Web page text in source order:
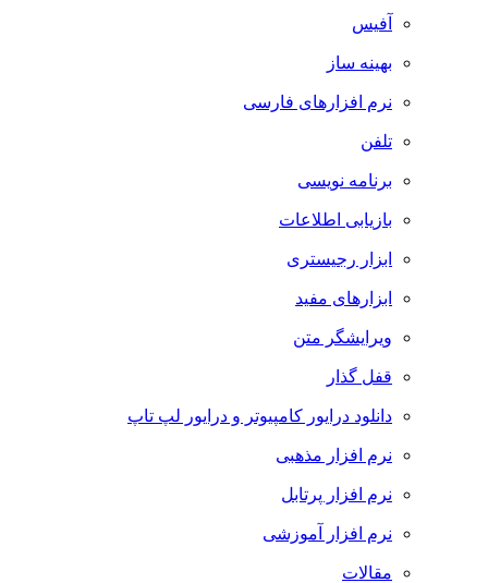
آفیس
بهینه ساز
نرم افزارهای فارسی
تلفن
برنامه نویسی
بازیابی اطلاعات
ابزار رجیستری
ابزارهای مفید
ویرایشگر متن
قفل گذار
دانلود درایور کامپیوتر و درایور لپ تاپ
نرم افزار مذهبی
نرم افزار پرتابل
نرم افزار آموزشی
مقالات